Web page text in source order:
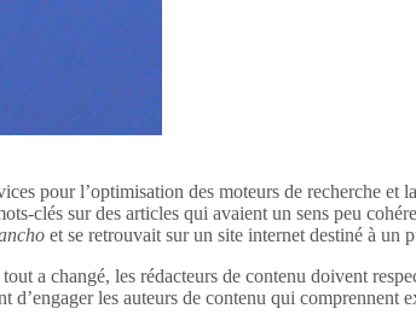
pour l’optimisation des moteurs de recherche
clés sur des articles qui avaient un sens peu
et se retrouvait sur un site internet destiné à un
tout a changé, les rédacteurs de contenu doivent
les auteurs de contenu qui comprennent